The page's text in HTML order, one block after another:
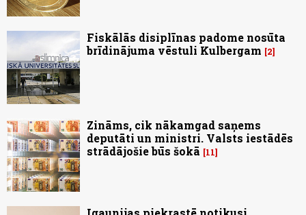
Fiskālās disiplīnas padome nosūta
brīdinājuma vēstuli Kulbergam
2
Zināms, cik nākamgad saņems
deputāti un ministri. Valsts iestādēs
strādājošie būs šokā
11